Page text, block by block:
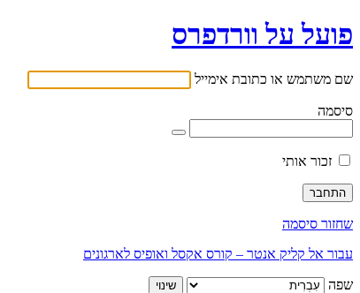
פועל על וורדפרס
שם משתמש או כתובת אימייל
סיסמה
זכור אותי
שחזור סיסמה
עבור אל קליק אנטר – קורס אקסל ואופיס לארגונים
שפה